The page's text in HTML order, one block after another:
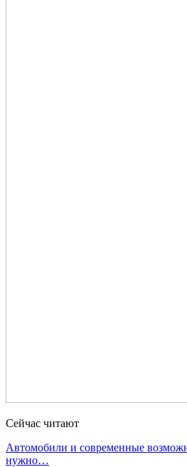
Сейчас читают
Автомобили и современные
нужно…